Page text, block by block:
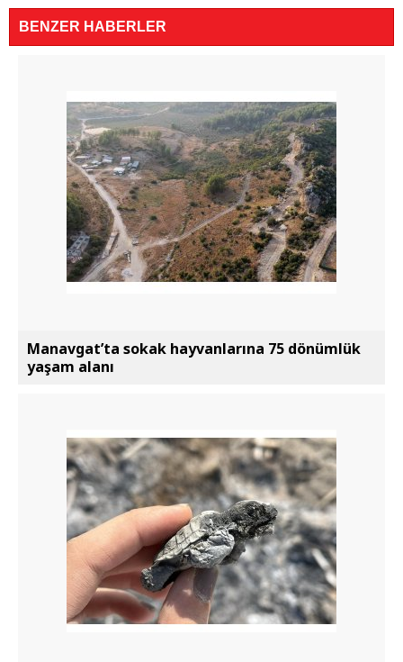
BENZER HABERLER
Manavgat’ta sokak hayvanlarına 75 dönümlük
yaşam alanı